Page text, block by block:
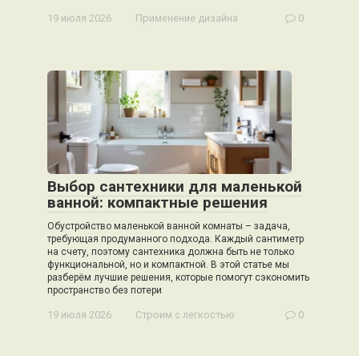
19 июля 2026 Применение дизайна 0
Выбор сантехники для маленькой
ванной: компактные решения
Обустройство маленькой ванной комнаты – задача,
требующая продуманного подхода. Каждый сантиметр
на счету, поэтому сантехника должна быть не только
функциональной, но и компактной. В этой статье мы
разберём лучшие решения, которые помогут сэкономить
пространство без потери
19 июля 2026 Строим с легкостью 0